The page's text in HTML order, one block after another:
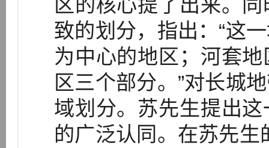
区的核心提了出来。
致的划分，指出：“这
为中心的地区；河套
区三个部分。”对长城
域划分。苏先生提出
的广泛认同。在苏先生